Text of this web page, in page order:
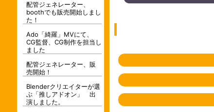
配管ジェネレーター、
boothでも販売開始しまし
た！
Ado「綺羅」MVにて、
CG監督、CG制作を担当し
ました
配管ジェネレーター、販
売開始！
Blenderクリエイターが選
ぶ「推しアドオン」 出
演しました。